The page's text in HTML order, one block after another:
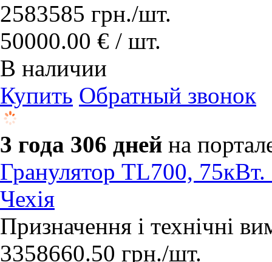
2583585 грн./шт.
50000.00 € / шт.
В наличии
Купить Обратный звонок
3 года 306 дней на
Гранулятор TL700, 75кВт.
Чехія
​Призначення і технічні
3358660.50 грн./шт.